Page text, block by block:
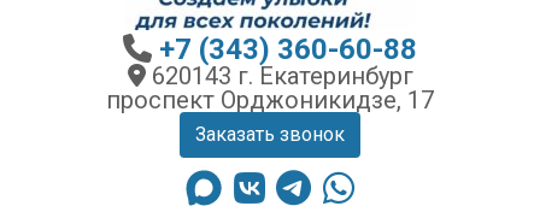
+7 (343) 360-60-88
620143 г. Екатеринбург
проспект Орджоникидзе, 17
Заказать звонок